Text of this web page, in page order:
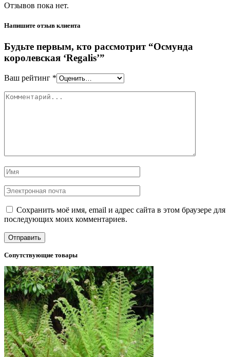
Отзывов пока нет.
Напишите отзыв клиента
Будьте первым, кто рассмотрит “Осмунда
королевская ‘Regalis’”
Ваш рейтинг *
Сохранить моё имя, email и адрес сайта в этом браузере для
последующих моих комментариев.
Сопутствующие товары